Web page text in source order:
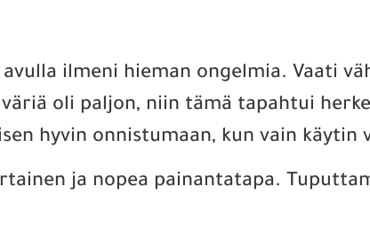
avulla ilmeni hieman ongelmia. Vaati
oli paljon, niin tämä tapahtui
hyvin onnistumaan, kun vain käytin
ja nopea painantatapa.